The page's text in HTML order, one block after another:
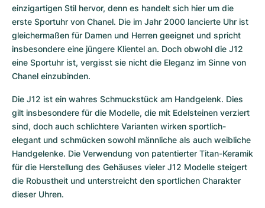
einzigartigen Stil hervor, denn es handelt sich hier um die
erste Sportuhr von Chanel. Die im Jahr 2000 lancierte Uhr ist
gleichermaßen für Damen und Herren geeignet und spricht
insbesondere eine jüngere Klientel an. Doch obwohl die J12
eine Sportuhr ist, vergisst sie nicht die Eleganz im Sinne von
Chanel einzubinden.
Die J12 ist ein wahres Schmuckstück am Handgelenk. Dies
gilt insbesondere für die Modelle, die mit Edelsteinen verziert
sind, doch auch schlichtere Varianten wirken sportlich-
elegant und schmücken sowohl männliche als auch weibliche
Handgelenke. Die Verwendung von patentierter Titan-Keramik
für die Herstellung des Gehäuses vieler J12 Modelle steigert
die Robustheit und unterstreicht den sportlichen Charakter
dieser Uhren.